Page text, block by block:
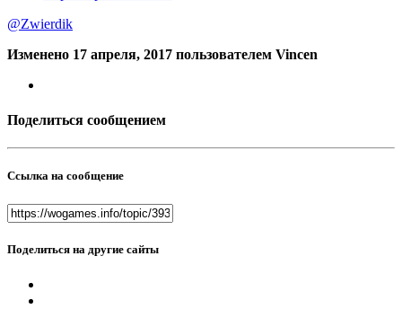
@Zwierdik
Изменено 17 апреля, 2017 пользователем Vincen
Поделиться сообщением
Ссылка на сообщение
Поделиться на другие сайты